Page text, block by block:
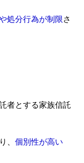
処分行為が制限さ
者とする家族信託
、個別性が高い